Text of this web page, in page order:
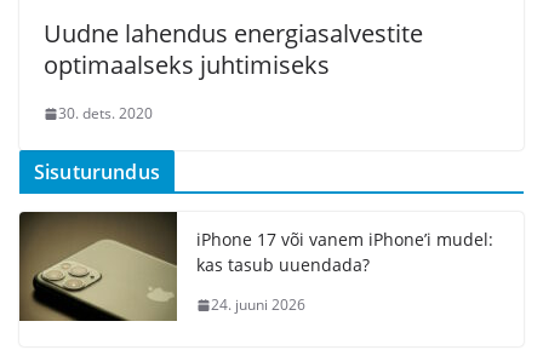
Uudne lahendus energiasalvestite
optimaalseks juhtimiseks
30. dets. 2020
Sisuturundus
iPhone 17 või vanem iPhone’i mudel:
kas tasub uuendada?
24. juuni 2026